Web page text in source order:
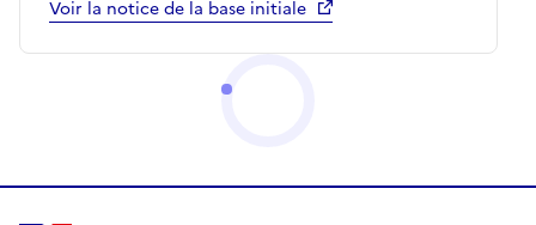
Voir la notice de la base initiale